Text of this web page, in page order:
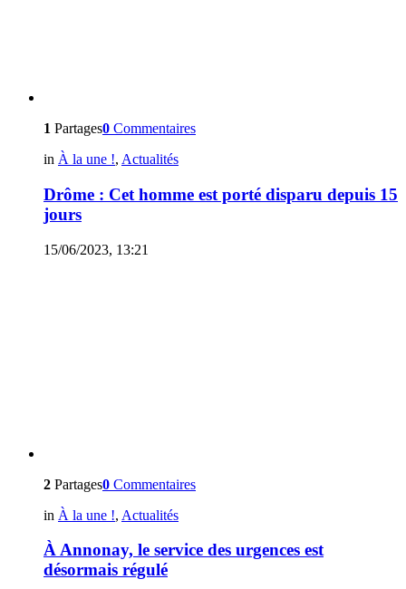
1 Partages0 Commentaires
in À la une !, Actualités
Drôme : Cet homme est porté disparu depuis 15
jours
15/06/2023, 13:21
2 Partages0 Commentaires
in À la une !, Actualités
À Annonay, le service des urgences est
désormais régulé